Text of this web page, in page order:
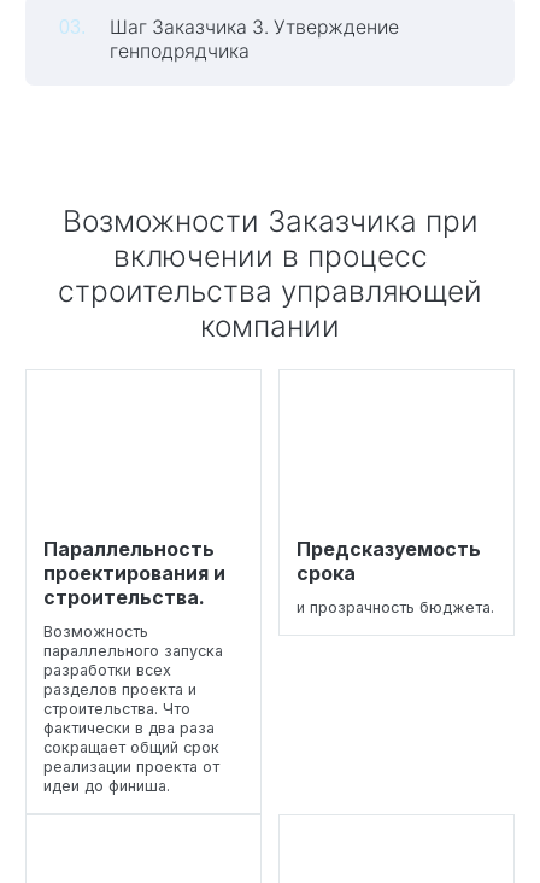
Шаг Заказчика 3. Утверждение
генподрядчика
Возможности Заказчика при
включении в процесс
строительства управляющей
компании
Параллельность
проектирования и
строительства.
Возможность
параллельного запуска
разработки всех
разделов проекта и
строительства. Что
фактически в два раза
сокращает общий срок
реализации проекта от
идеи до финиша.
Предсказуемость
срока
и прозрачность бюджета.